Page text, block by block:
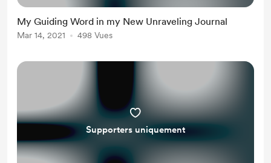
My Guiding Word in my New Unraveling Journal
Mar 14, 2021 498 Vues
Supporters uniquement